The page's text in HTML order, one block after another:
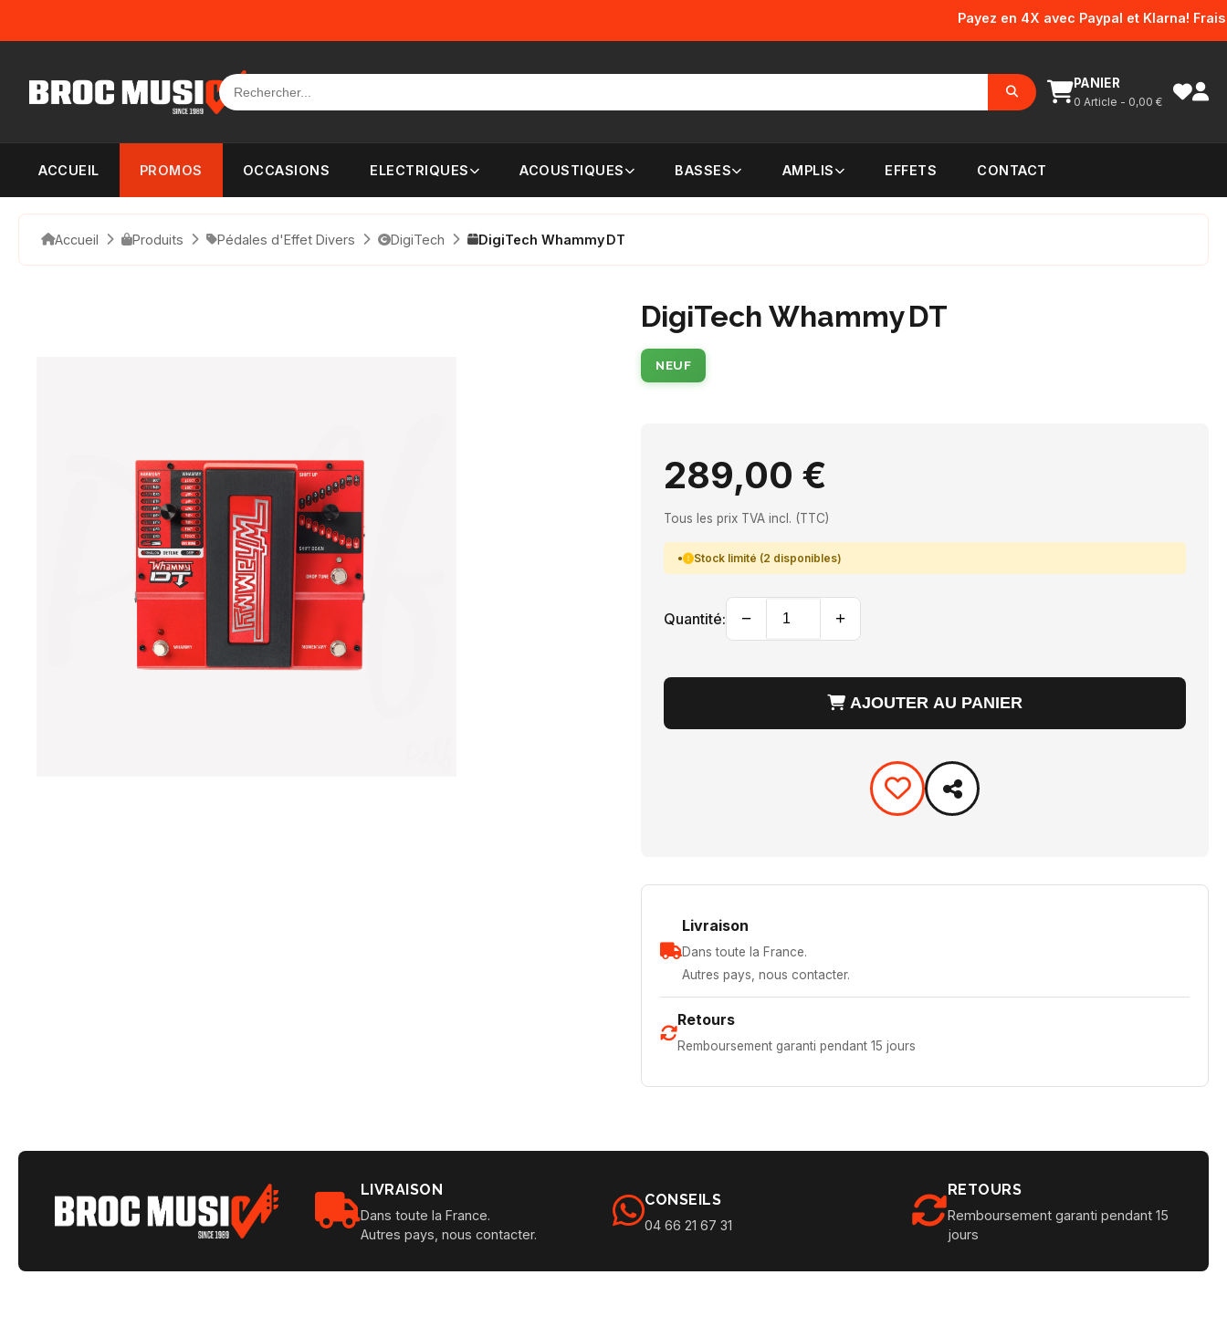
Payez en 4X avec Paypal et Klarna! Frais
PANIER
0 Article - 0,00 €
ACCUEIL PROMOS OCCASIONS ELECTRIQUES ACOUSTIQUES BASSES AMPLIS EFFETS CONTACT
Accueil Produits Pédales d'Effet Divers DigiTech DigiTech Whammy DT
DigiTech Whammy DT
NEUF
289,00 €
Tous les prix TVA incl. (TTC)
Stock limité (2 disponibles)
Quantité: − +
AJOUTER AU PANIER
Livraison
Dans toute la France.
Autres pays, nous contacter.
Retours
Remboursement garanti pendant 15 jours
LIVRAISON
Dans toute la France.
Autres pays, nous contacter.
CONSEILS
04 66 21 67 31
RETOURS
Remboursement garanti pendant 15
jours